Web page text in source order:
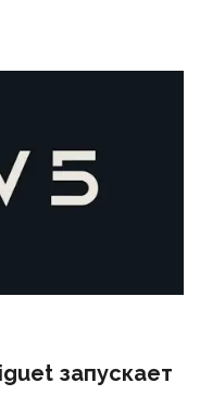
запускает